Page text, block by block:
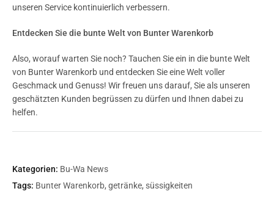
unseren Service kontinuierlich verbessern.
Entdecken Sie die bunte Welt von Bunter Warenkorb
Also, worauf warten Sie noch? Tauchen Sie ein in die bunte Welt
von Bunter Warenkorb und entdecken Sie eine Welt voller
Geschmack und Genuss! Wir freuen uns darauf, Sie als unseren
geschätzten Kunden begrüssen zu dürfen und Ihnen dabei zu
helfen.
Kategorien: Bu-Wa News
Tags: Bunter Warenkorb, getränke, süssigkeiten